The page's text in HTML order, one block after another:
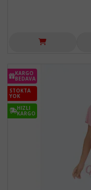
KARGO
BEDAVA
STOKTA
YOK
HIZLI
KARGO